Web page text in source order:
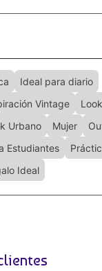
Ideal para diario
Vintage
Urbano
Mujer
Estudiantes
Ideal